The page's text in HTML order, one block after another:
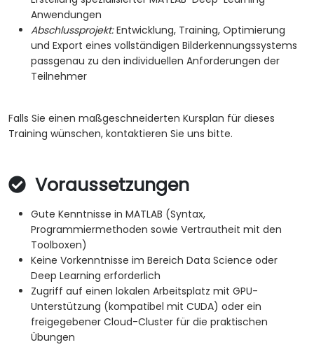
Anwendungen
Abschlussprojekt:Entwicklung, Training, Optimierung
und Export eines vollständigen Bilderkennungssystems
passgenau zu den individuellen Anforderungen der
Teilnehmer
Falls Sie einen maßgeschneiderten Kursplan für dieses
Training wünschen, kontaktieren Sie uns bitte.
Voraussetzungen
Gute Kenntnisse in MATLAB (Syntax,
Programmiermethoden sowie Vertrautheit mit den
Toolboxen)
Keine Vorkenntnisse im Bereich Data Science oder
Deep Learning erforderlich
Zugriff auf einen lokalen Arbeitsplatz mit GPU-
Unterstützung (kompatibel mit CUDA) oder ein
freigegebener Cloud-Cluster für die praktischen
Übungen